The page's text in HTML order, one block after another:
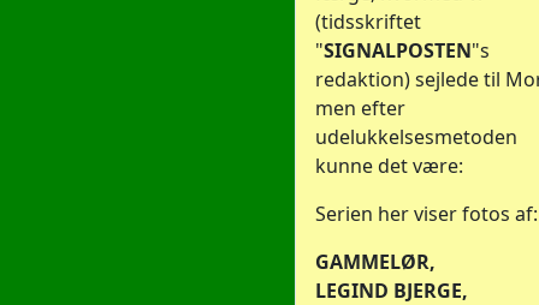
(tidsskriftet
"SIGNALPOSTEN"s
redaktion) sejlede til
men efter
udelukkelsesmetoden
kunne det være:
Serien her viser fotos af:
GAMMELØR,
LEGIND BJERGE,